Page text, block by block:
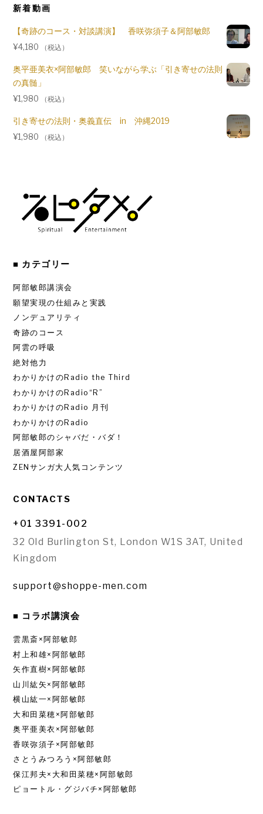
新着動画
【奇跡のコース・対談講演】 香咲弥須子＆阿部敏郎
¥4,180 （税込）
奥平亜美衣×阿部敏郎 笑いながら学ぶ「引き寄せの法則
の真髄」
¥1,980 （税込）
引き寄せの法則・奥義直伝 in 沖縄2019
¥1,980 （税込）
■ カテゴリー
阿部敏郎講演会
願望実現の仕組みと実践
ノンデュアリティ
奇跡のコース
阿雲の呼吸
絶対他力
わかりかけのRadio the Third
わかりかけのRadio“R”
わかりかけのRadio 月刊
わかりかけのRadio
阿部敏郎のシャバだ・バダ！
居酒屋阿部家
ZENサンガ大人気コンテンツ
CONTACTS
+01 3391-002
32 Old Burlington St, London W1S 3AT, United
Kingdom
support@shoppe-men.com
■ コラボ講演会
雲黒斎×阿部敏郎
村上和雄×阿部敏郎
矢作直樹×阿部敏郎
山川紘矢×阿部敏郎
横山紘一×阿部敏郎
大和田菜穂×阿部敏郎
奥平亜美衣×阿部敏郎
香咲弥須子×阿部敏郎
さとうみつろう×阿部敏郎
保江邦夫×大和田菜穂×阿部敏郎
ピョートル・グジバチ×阿部敏郎